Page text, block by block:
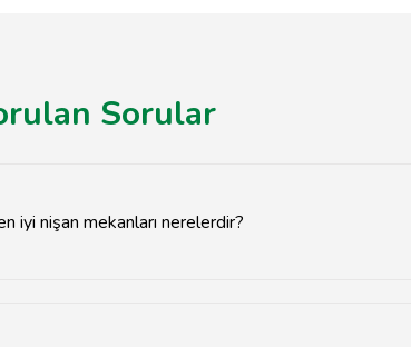
Sorular
iyi nişan mekanları nerelerdir?